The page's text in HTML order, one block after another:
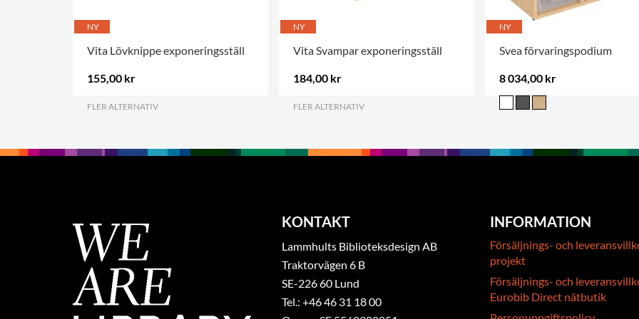
NY
Vita Lövknippe exponeringsställ
155,00 kr
FLER ALTERNATIV
NY
Vita Svampar exponeringsställ
184,00 kr
FLER ALTERNATIV
NY
Svea förvaringspodium
8 034,00 kr
KONTAKT
Lammhults Biblioteksdesign AB
Traktorvägen 6 B
SE-226 60 Lund
Tel.: +46 46 31 18 00
INFORMATION
Försäljnings- och
projekt
Försäljnings- och
Eurobib Direct nätbutik